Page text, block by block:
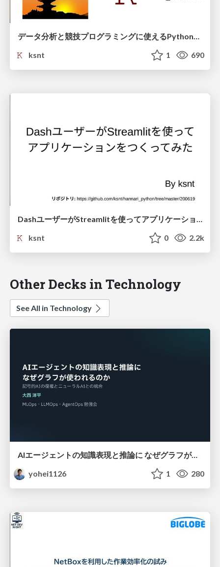
データ分析と競技プログラミングに使えるPython標準ライブラリ入門
ksnt
1 690
DashユーザーがStreamlitを使ってアプリケーションをつくってみた
ksnt
0 2.2k
Other Decks in Technology
See All in Technology
AIエージェントの知識表現と推論に なぜグラフが使われるのか - 記号的AIの復権とニューラルAIとの統合
yohei1126
1 280